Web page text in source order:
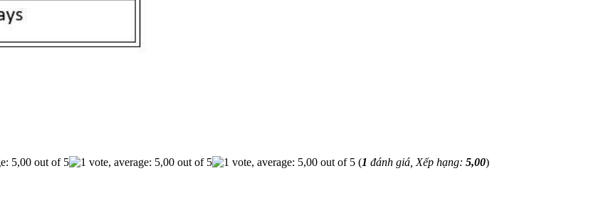
(1 đánh giá, Xếp hạng: 5,00)